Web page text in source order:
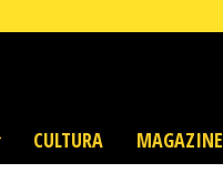
CULTURA MAGAZINE